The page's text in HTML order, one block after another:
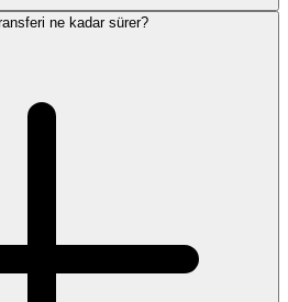
ne kadar sürer?